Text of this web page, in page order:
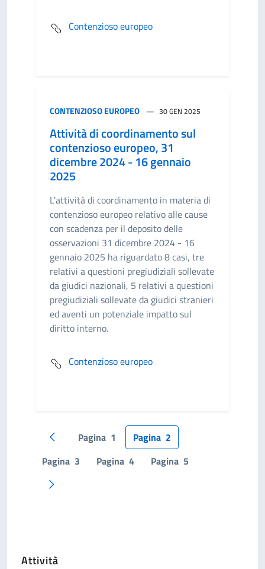
Contenzioso europeo
CONTENZIOSO EUROPEO 30 GEN 2025
Attività di coordinamento sul
contenzioso europeo, 31
dicembre 2024 - 16 gennaio
2025
L'attività di coordinamento in materia di
contenzioso europeo relativo alle cause
con scadenza per il deposito delle
osservazioni 31 dicembre 2024 - 16
gennaio 2025 ha riguardato 8 casi, tre
relativi a questioni pregiudiziali sollevate
da giudici nazionali, 5 relativi a questioni
pregiudiziali sollevate da giudici stranieri
ed aventi un potenziale impatto sul
diritto interno.
Contenzioso europeo
Pagina precedente
Pagina 1 Pagina 2
Pagina 3 Pagina 4 Pagina 5
Pagina successiva
Attività